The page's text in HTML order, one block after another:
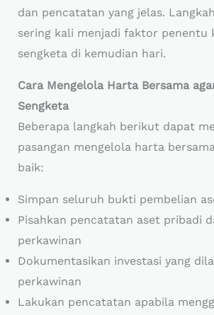
dan pencatatan yang jelas.
sering kali menjadi faktor penentu
sengketa di kemudian hari.
Cara Mengelola Harta Bersama
Sengketa
Beberapa langkah berikut dapat
pasangan mengelola harta
baik:
Simpan seluruh bukti pembelian
Pisahkan pencatatan aset pribadi
perkawinan
Dokumentasikan investasi yang
perkawinan
Lakukan pencatatan apabila